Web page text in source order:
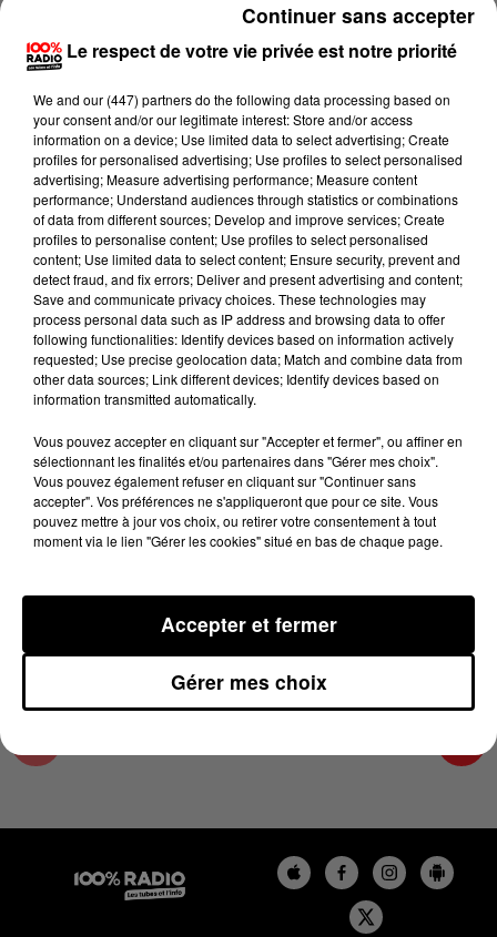
Lecture (1 min 14 sec)
100%
100% Radio l'agenda du Tarn et Garonne
9 janvier 2024 - 1 min 14 sec
L'AGENDA DU TARN ET GARONNE DU
09/01/2024 À 10H38
L'agenda du Tarn et Garonne
Le respect de votre vie privée est notre priorité
We and our (447) partnersdo the following data processing based on
your consent and/or our legitimate interest: Store and/or access
information on a device; Use limited data to select advertising; Create
profiles for personalised advertising; Use profiles to select personalised
advertising; Measure advertising performance; Measure content
performance; Understand audiences through statistics or combinations
of data from different sources; Develop and improve services; Create
profiles to personalise content; Use profiles to select personalised
content; Use limited data to select content; Ensure security, prevent and
detect fraud, and fix errors; Deliver and present advertising and content;
Save and communicate privacy choices. These technologies may
process personal data such as IP address and browsing data to offer
following functionalities: Identify devices based on information actively
requested; Use precise geolocation data; Match and combine data from
other data sources; Link different devices; Identify devices based on
information transmitted automatically.
Vous pouvez accepter en cliquant sur "Accepter et fermer", ou affiner en
sélectionnant les finalités et/ou partenaires dans "Gérer mes choix".
Vous pouvez également refuser en cliquant sur "Continuer sans
accepter". Vos préférences ne s'appliqueront que pour ce site. Vous
pouvez mettre à jour vos choix, ou retirer votre consentement à tout
moment via le lien "Gérer les cookies" situé en bas de chaque page.
Gérer mes choix
Accepter et fermer
Continuer sans accepter